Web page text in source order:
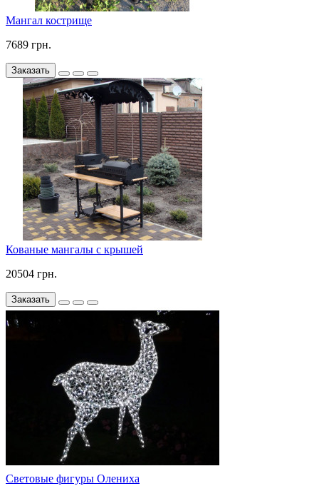
Мангал кострище
7689 грн.
Заказать
Кованые мангалы с крышей
20504 грн.
Заказать
Световые фигуры Олениха